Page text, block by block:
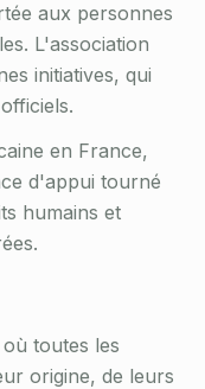
aux personnes
L'association
initiatives, qui
en France,
d'appui tourné
humains et
toutes les
origine, de leurs